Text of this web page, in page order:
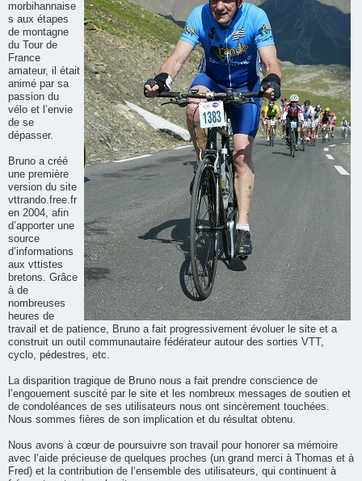
morbihannaise
s aux étapes
de montagne
du Tour de
France
amateur, il était
animé par sa
passion du
vélo et l’envie
de se
dépasser.
Bruno a créé
une première
version du site
vttrando.free.fr
en 2004, afin
d’apporter une
source
d’informations
aux vttistes
bretons. Grâce
à de
nombreuses
heures de
travail et de patience, Bruno a fait progressivement évoluer le site et a
construit un outil communautaire fédérateur autour des sorties VTT,
cyclo, pédestres, etc.
La disparition tragique de Bruno nous a fait prendre conscience de
l’engouement suscité par le site et les nombreux messages de soutien et
de condoléances de ses utilisateurs nous ont sincèrement touchées.
Nous sommes fières de son implication et du résultat obtenu.
Nous avons à cœur de poursuivre son travail pour honorer sa mémoire
avec l’aide précieuse de quelques proches (un grand merci à Thomas et à
Fred) et la contribution de l’ensemble des utilisateurs, qui continuent à